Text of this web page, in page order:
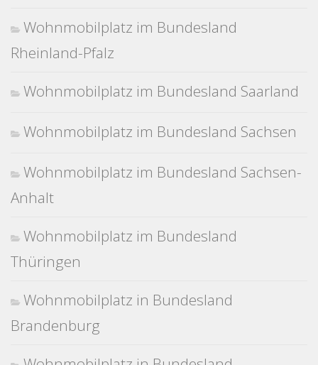
Wohnmobilplatz im Bundesland
Rheinland-Pfalz
Wohnmobilplatz im Bundesland Saarland
Wohnmobilplatz im Bundesland Sachsen
Wohnmobilplatz im Bundesland Sachsen-
Anhalt
Wohnmobilplatz im Bundesland
Thüringen
Wohnmobilplatz in Bundesland
Brandenburg